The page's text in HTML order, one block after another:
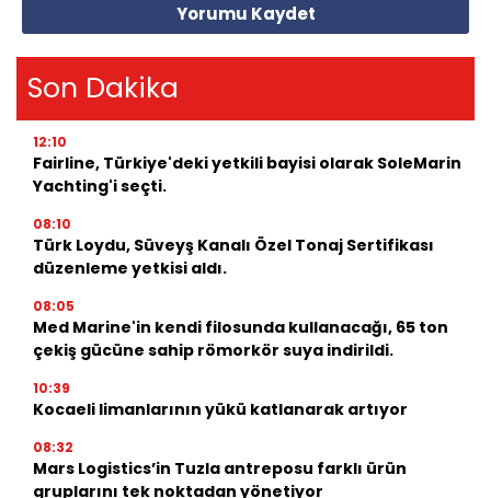
Yorumu Kaydet
Son Dakika
12:10
Fairline, Türkiye'deki yetkili bayisi olarak SoleMarin
Yachting'i seçti.
08:10
Türk Loydu, Süveyş Kanalı Özel Tonaj Sertifikası
düzenleme yetkisi aldı.
08:05
Med Marine'in kendi filosunda kullanacağı, 65 ton
çekiş gücüne sahip römorkör suya indirildi.
10:39
Kocaeli limanlarının yükü katlanarak artıyor
08:32
Mars Logistics’in Tuzla antreposu farklı ürün
gruplarını tek noktadan yönetiyor